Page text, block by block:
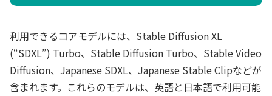
利用できるコアモデルには、Stable Diffusion XL
(“SDXL”) Turbo、Stable Diffusion Turbo、Stable Video
Diffusion、Japanese SDXL、Japanese Stable Clipなどが
含まれます。これらのモデルは、英語と日本語で利用可能